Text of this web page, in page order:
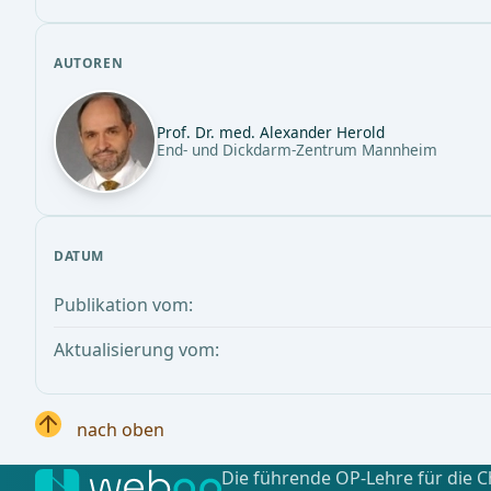
AUTOREN
Prof. Dr. med. Alexander Herold
End- und Dickdarm-Zentrum Mannheim
DATUM
Publikation vom:
Aktualisierung vom:
nach oben
Die führende OP-Lehre für die